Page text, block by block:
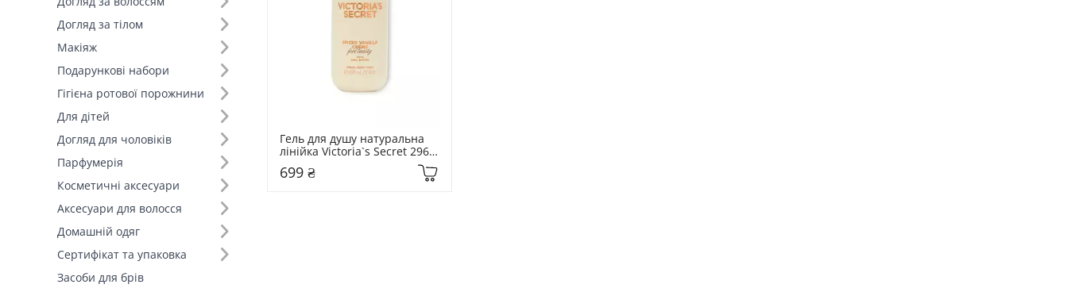
Догляд за тілом
Макіяж
Подарункові набори
Гігієна ротової порожнини
Для дітей
Догляд для чоловіків
Парфумерія
Косметичні аксесуари
Аксесуари для волосся
Домашній одяг
Сертифікат та упаковка
Засоби для брів
Гель для душу натуральна
лінійка Victoria`s Secret 296
699 ₴